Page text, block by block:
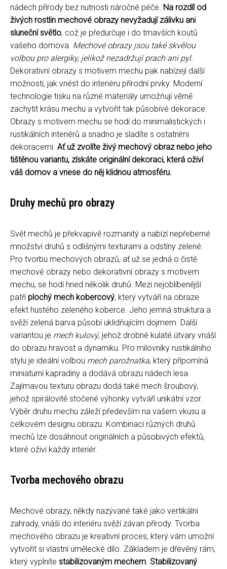
nádech přírody bez nutnosti náročné péče. Na rozdíl od
živých rostlin mechové obrazy nevyžadují zálivku ani
sluneční světlo, což je předurčuje i do tmavších koutů
vašeho domova. Mechové obrazy jsou také skvělou
volbou pro alergiky, jelikož nezadržují prach ani pyl.
Dekorativní obrazy s motivem mechu pak nabízejí další
možnosti, jak vnést do interiéru přírodní prvky. Moderní
technologie tisku na různé materiály umožňují věrně
zachytit krásu mechu a vytvořit tak působivé dekorace.
Obrazy s motivem mechu se hodí do minimalistických i
rustikálních interiérů a snadno je sladíte s ostatními
dekoracemi. Ať už zvolíte živý mechový obraz nebo jeho
tištěnou variantu, získáte originální dekoraci, která oživí
váš domov a vnese do něj klidnou atmosféru.
Druhy mechů pro obrazy
Svět mechů je překvapivě rozmanitý a nabízí nepřeberné
množství druhů s odlišnými texturami a odstíny zelené.
Pro tvorbu mechových obrazů, ať už se jedná o čistě
mechové obrazy nebo dekorativní obrazy s motivem
mechu, se hodí hned několik druhů. Mezi nejoblíbenější
patří plochý mech kobercový, který vytváří na obraze
efekt hustého zeleného koberce. Jeho jemná struktura a
svěží zelená barva působí uklidňujícím dojmem. Další
variantou je mech kulový, jehož drobné kulaté útvary vnáší
do obrazu hravost a dynamiku. Pro milovníky rustikálního
stylu je ideální volbou mech parožnatka, který připomíná
miniaturní kapradiny a dodává obrazu nádech lesa.
Zajímavou texturu obrazu dodá také mech šroubový,
jehož spirálovitě stočené výhonky vytváří unikátní vzor.
Výběr druhu mechu záleží především na vašem vkusu a
celkovém designu obrazu. Kombinací různých druhů
mechů lze dosáhnout originálních a působivých efektů,
které oživí každý interiér.
Tvorba mechového obrazu
Mechové obrazy, někdy nazývané také jako vertikální
zahrady, vnáší do interiéru svěží závan přírody. Tvorba
mechového obrazu je kreativní proces, který vám umožní
vytvořit si vlastní umělecké dílo. Základem je dřevěný rám,
který vyplníte stabilizovaným mechem. Stabilizovaný